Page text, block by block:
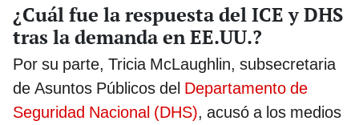
¿Cuál fue la respuesta del ICE y DHS
tras la demanda en EE.UU.?
Por su parte, Tricia McLaughlin, subsecretaria
de Asuntos Públicos del Departamento de
Seguridad Nacional (DHS), acusó a los medios